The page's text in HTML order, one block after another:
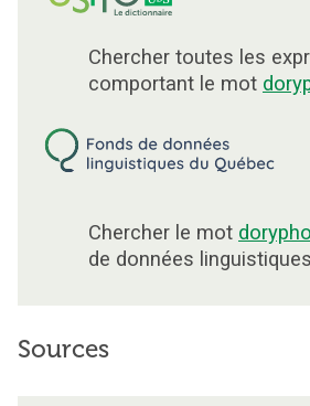
Chercher toutes les
comportant le mot
Chercher le mot
de données
Sources